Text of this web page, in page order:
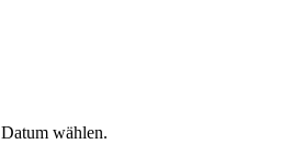
Datum wählen.